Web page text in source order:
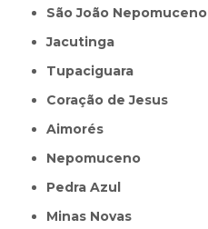
São João Nepomuceno
Jacutinga
Tupaciguara
Coração de Jesus
Aimorés
Nepomuceno
Pedra Azul
Minas Novas